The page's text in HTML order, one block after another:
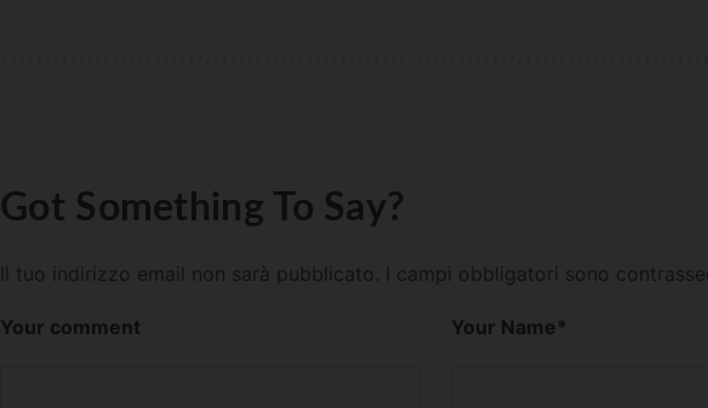
Got Something To Say?
Il tuo indirizzo email non sarà pubblicato. I campi obbligatori sono
Your comment Your Name*